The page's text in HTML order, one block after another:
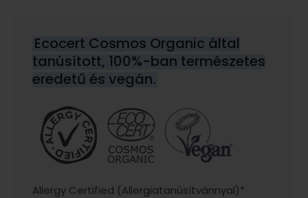
Ecocert Cosmos Organic által
tanúsított, 100%-ban természetes
eredetű és vegán.
Allergy Certified (Allergiatanúsítvánnyal)*